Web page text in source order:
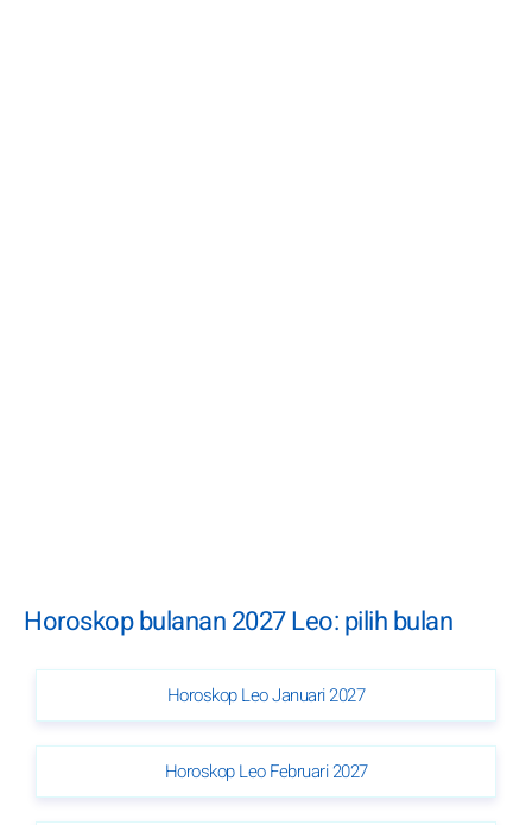
Horoskop bulanan 2027 Leo: pilih bulan
Horoskop Leo Januari 2027
Horoskop Leo Februari 2027